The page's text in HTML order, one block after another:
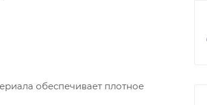
обеспечивает плотное